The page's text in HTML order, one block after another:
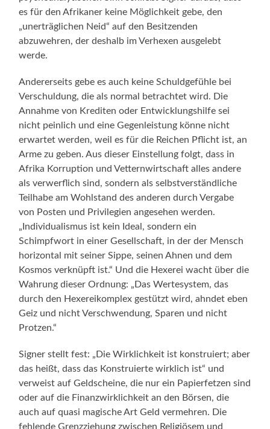
es für den Afrikaner keine Möglichkeit gebe, den
„unerträglichen Neid“ auf den Besitzenden
abzuwehren, der deshalb im Verhexen ausgelebt
werde.
Andererseits gebe es auch keine Schuldgefühle bei
Verschuldung, die als normal betrachtet wird. Die
Annahme von Krediten oder Entwicklungshilfe sei
nicht peinlich und eine Gegenleistung könne nicht
erwartet werden, weil es für die Reichen Pflicht ist, an
Arme zu geben. Aus dieser Einstellung folgt, dass in
Afrika Korruption und Vetternwirtschaft alles andere
als verwerflich sind, sondern als selbstverständliche
Teilhabe am Wohlstand des anderen durch Vergabe
von Posten und Privilegien angesehen werden.
„Individualismus ist kein Ideal, sondern ein
Schimpfwort in einer Gesellschaft, in der der Mensch
horizontal mit seiner Sippe, seinen Ahnen und dem
Kosmos verknüpft ist.“ Und die Hexerei wacht über die
Wahrung dieser Ordnung: „Das Wertesystem, das
durch den Hexereikomplex gestützt wird, ahndet eben
Geiz und nicht Verschwendung, Sparen und nicht
Protzen.“
Signer stellt fest: „Die Wirklichkeit ist konstruiert; aber
das heißt, dass das Konstruierte wirklich ist“ und
verweist auf Geldscheine, die nur ein Papierfetzen sind
oder auf die Finanzwirklichkeit an den Börsen, die
auch auf quasi magische Art Geld vermehren. Die
fehlende Grenzziehung zwischen Religiösem und